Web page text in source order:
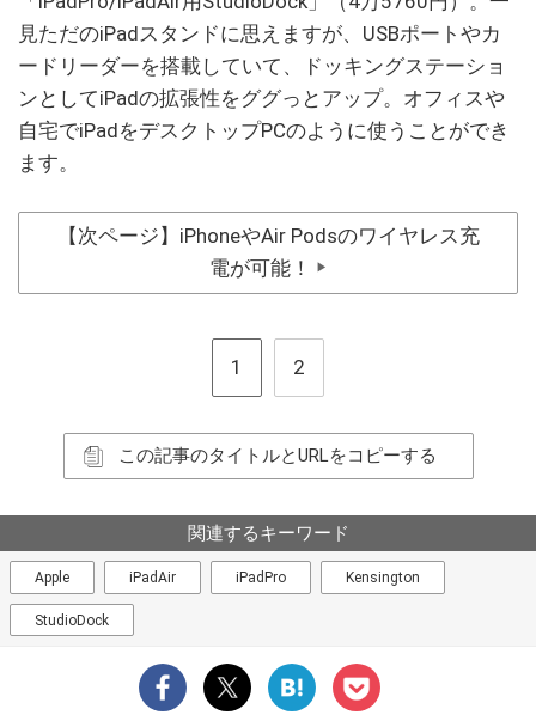
見ただのiPadスタンドに思えますが、USBポートやカ
ードリーダーを搭載していて、ドッキングステーショ
ンとしてiPadの拡張性をググっとアップ。オフィスや
自宅でiPadをデスクトップPCのように使うことができ
ます。
【次ページ】iPhoneやAir Podsのワイヤレス充
電が可能！
▶
1 2
この記事のタイトルとURLをコピーする
関連するキーワード
Apple iPadAir iPadPro Kensington
StudioDock